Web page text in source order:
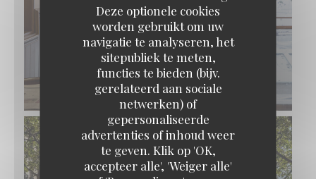
Deze optionele cookies
worden gebruikt om uw
navigatie te analyseren, het
sitepubliek te meten,
functies te bieden (bijv.
gerelateerd aan sociale
netwerken) of
gepersonaliseerde
advertenties of inhoud weer
te geven. Klik op 'OK,
accepteer alle', 'Weiger alle'